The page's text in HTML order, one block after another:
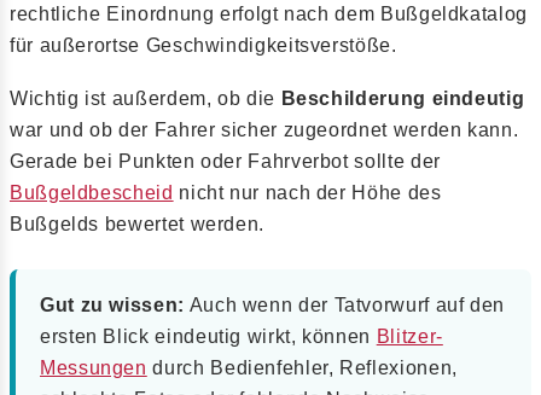
rechtliche Einordnung erfolgt nach dem Bußgeldkatalog
für außerortse Geschwindigkeitsverstöße.
Wichtig ist außerdem, ob die Beschilderung eindeutig
war und ob der Fahrer sicher zugeordnet werden kann.
Gerade bei Punkten oder Fahrverbot sollte der
Bußgeldbescheid nicht nur nach der Höhe des
Bußgelds bewertet werden.
Gut zu wissen: Auch wenn der Tatvorwurf auf den
ersten Blick eindeutig wirkt, können Blitzer-
Messungen durch Bedienfehler, Reflexionen,